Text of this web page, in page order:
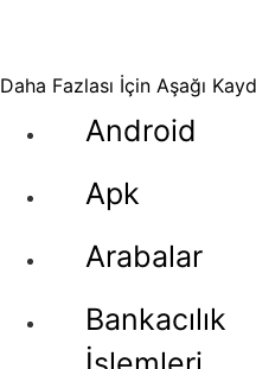
Daha Fazlası İçin Aşağı
Android
Apk
Arabalar
Bankacılık